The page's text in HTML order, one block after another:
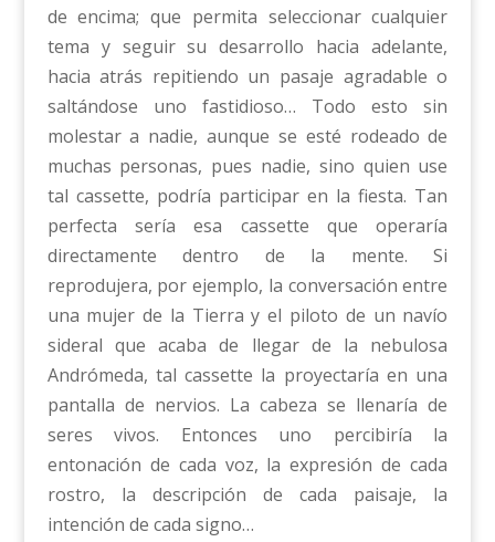
de encima; que permita seleccionar cualquier
tema y seguir su desarrollo hacia adelante,
hacia atrás repitiendo un pasaje agradable o
saltándose uno fastidioso… Todo esto sin
molestar a nadie, aunque se esté rodeado de
muchas personas, pues nadie, sino quien use
tal cassette, podría participar en la fiesta. Tan
perfecta sería esa cassette que operaría
directamente dentro de la mente. Si
reprodujera, por ejemplo, la conversación entre
una mujer de la Tierra y el piloto de un navío
sideral que acaba de llegar de la nebulosa
Andrómeda, tal cassette la proyectaría en una
pantalla de nervios. La cabeza se llenaría de
seres vivos. Entonces uno percibiría la
entonación de cada voz, la expresión de cada
rostro, la descripción de cada paisaje, la
intención de cada signo…